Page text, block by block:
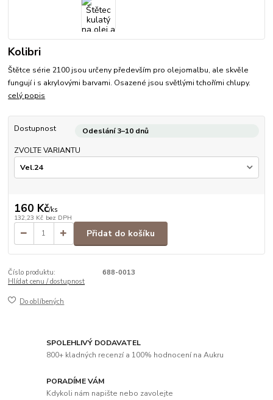
Kolibri
Štětce série 2100 jsou určeny především pro olejomalbu, ale skvěle
fungují i s akrylovými barvami. Osazené jsou světlými tchořími chlupy.
celý popis
Dostupnost
Odeslání 3–10 dnů
ZVOLTE VARIANTU
160 Kč/ks
132,23 Kč bez DPH
Přidat do košíku
Číslo produktu:
688-0013
Hlídat cenu / dostupnost
Do oblíbených
SPOLEHLIVÝ DODAVATEL
800+ kladných recenzí a 100% hodnocení na Aukru
PORADÍME VÁM
Kdykoli nám napište nebo zavolejte